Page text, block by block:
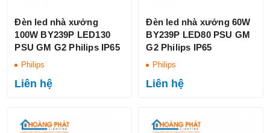
Đèn led nhà xưởng
100W BY239P LED130
PSU GM G2 Philips IP65
Philips
Liên hệ
Đèn led nhà xưởng 60W
BY239P LED80 PSU GM
G2 Philips IP65
Philips
Liên hệ